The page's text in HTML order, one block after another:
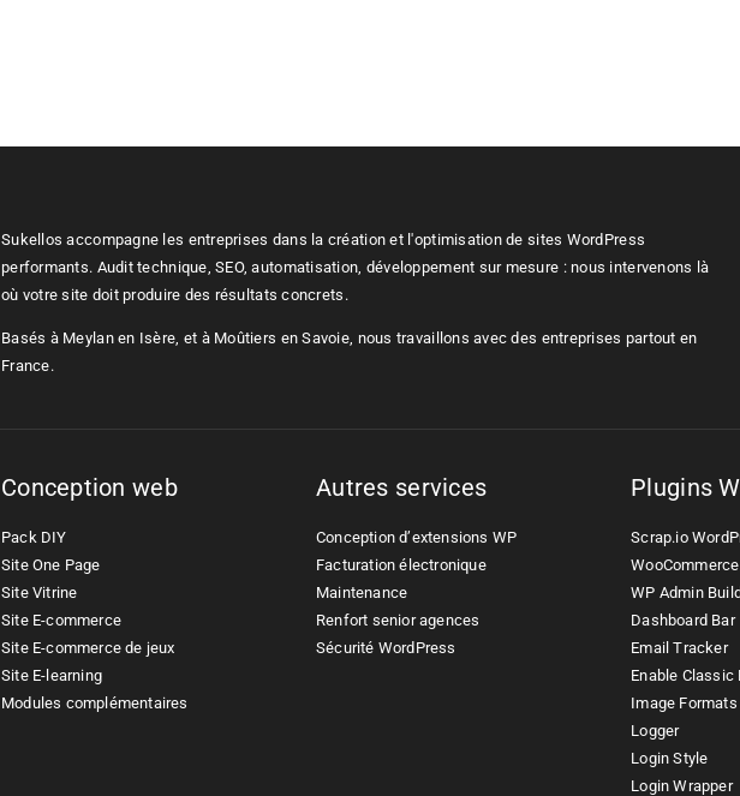
Sukellos accompagne les entreprises dans la création et l'optimisation de sites WordPress
performants. Audit technique,SEO, automatisation, développement sur mesure : nous intervenons là
où votre site doit produire des résultats concrets.
Basés à Meylan en Isère, et à Moûtiers en Savoie, nous travaillons avec des entreprises partout en
France.
Conception web
Pack DIY
Site One Page
Site Vitrine
Site E-commerce
Site E-commerce de jeux
Site E-learning
Modules complémentaires
Autres services
Conception d’extensions WP
Facturation électronique
Maintenance
Renfort senior agences
Sécurité WordPress
Plugins
Scrap.io
WooCommerce
WP Admin
Dashboard Bar
Email Tracker
Enable Classic
Image Formats
Logger
Login Style
Login Wrapper